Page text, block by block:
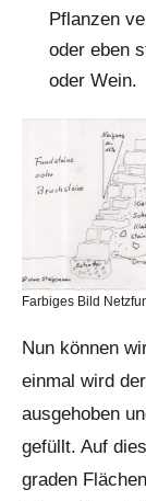
Pflanzen
oder eben
oder Wein.
Farbiges Bild
Nun können
einmal wird
ausgehoben
gefüllt. Auf
graden